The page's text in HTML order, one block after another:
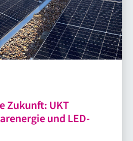
Zukunft: UKT
und LED-